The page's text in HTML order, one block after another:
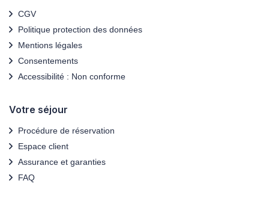
CGV
Politique protection des données
Mentions légales
Consentements
Accessibilité : Non conforme
Votre séjour
Procédure de réservation
Espace client
Assurance et garanties
FAQ